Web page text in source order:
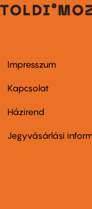
Footer
first
Impresszum
Kapcsolat
Footer
second
Házirend
Jegyvásárlási